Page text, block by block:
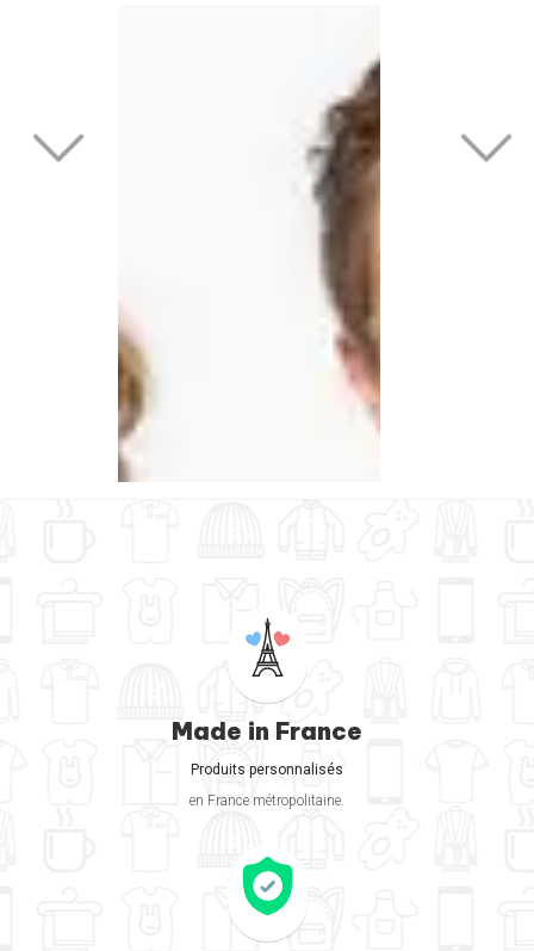
Made in France
Produits personnalisés
en France métropolitaine.